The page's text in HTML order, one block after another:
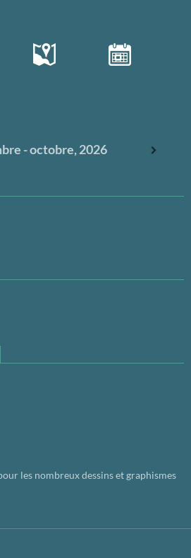
- octobre, 2026
les nombreux dessins et graphismes